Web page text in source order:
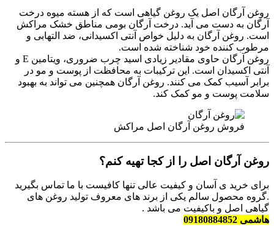
روغن آرگان اصل یک روغن گیاهی است که از هسته میوه درخت
آرگان به دست می آید. درخت آرگان بومی مناطق خشک مراکش
است. روغن آرگان به دلیل خواص آنتی اکسیدانی، ضد التهابی و
مرطوب کننده خود شناخته شده است.
روغن آرگان حاوی مقادیر زیادی اسید چرب ضروری، ویتامین E و
آنتی اکسیدان است. این ترکیبات به محافظت از پوست و مو در
برابر آسیب کمک می کنند. روغن آرگان همچنین می تواند به بهبود
سلامت پوست و مو کمک کند.
فروش روغن آرگان اصل مراکش
روغن آرگان اصل را از کجا تهیه کنم؟
برای خرید ی آسان و کیفیت عالی تنها کافیست با ما تماس بگیرید
.گروه محصول سالم یکی از برند های معروف تولید روغن های
گیاهی اصل و باکیفیت می باشد .
هاشمی 09180884852